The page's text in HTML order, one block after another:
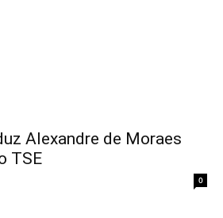
Alexandre de Moraes
TSE
0